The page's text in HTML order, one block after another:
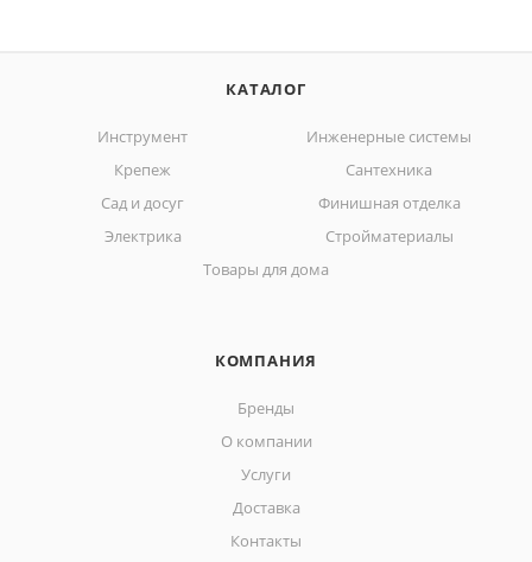
КАТАЛОГ
Инструмент
Инженерные системы
Крепеж
Сантехника
Сад и досуг
Финишная отделка
Электрика
Стройматериалы
Товары для дома
КОМПАНИЯ
Бренды
О компании
Услуги
Доставка
Контакты